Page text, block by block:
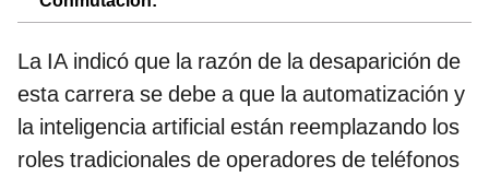
La IA indicó que la razón de la desaparición de
esta carrera se debe a que la automatización y
la inteligencia artificial están reemplazando los
roles tradicionales de operadores de teléfonos